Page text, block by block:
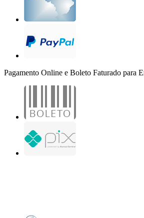
Pagamento Online e Boleto Faturado para